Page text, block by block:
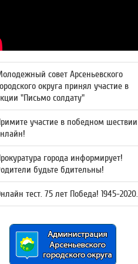
совет Арсеньевского
округа принял участие в
"Письмо солдату"
участие в победном шествии
города информирует!
будьте бдительны!
тест. 75 лет Победа! 1945-2020.